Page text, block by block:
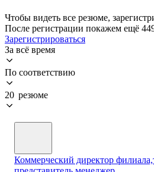
Чтобы видеть все резюме,
После регистрации покажем ещё
Зарегистрироваться
За всё время
По соответствию
20 резюме
Коммерческий директор